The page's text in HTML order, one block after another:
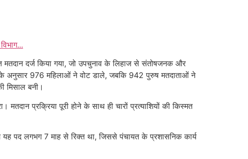
दर्ज किया गया, जो उपचुनाव के लिहाज से संतोषजनक और
के अनुसार 976 महिलाओं ने वोट डाले, जबकि 942 पुरुष मतदाताओं ने
मिसाल बनी।
प्रक्रिया पूरी होने के साथ ही चारों प्रत्याशियों की किस्मत
पद लगभग 7 माह से रिक्त था, जिससे पंचायत के प्रशासनिक कार्य